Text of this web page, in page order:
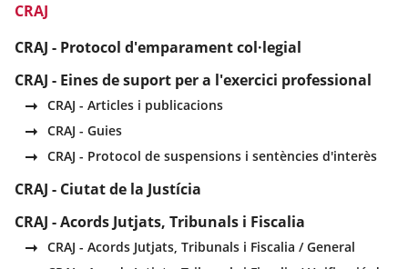
CRAJ
CRAJ - Protocol d'emparament col·legial
CRAJ - Eines de suport per a l'exercici professional
CRAJ - Articles i publicacions
CRAJ - Guies
CRAJ - Protocol de suspensions i sentències d'interès
CRAJ - Ciutat de la Justícia
CRAJ - Acords Jutjats, Tribunals i Fiscalia
CRAJ - Acords Jutjats, Tribunals i Fiscalia / General